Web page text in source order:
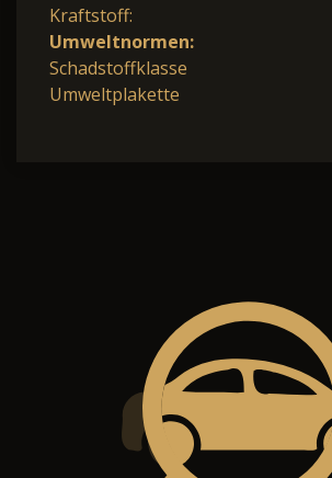
Kraftstoff:
Umweltnormen:
Schadstoffklasse
Umweltplakette